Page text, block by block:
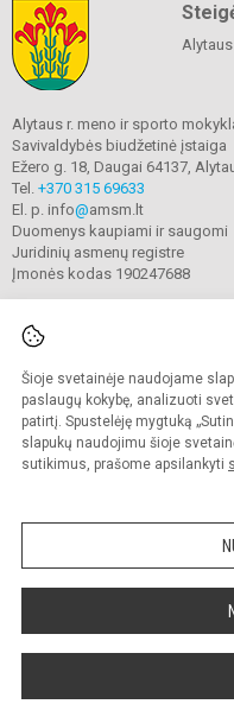
Šioje svetainėje naudojame
paslaugų kokybę, analizuoti
patirtį. Spustelėję mygtuką
slapukų naudojimu šioje
sutikimus, prašome apsilankyti
Alytaus r. meno ir sporto
Savivaldybės biudžetinė įstaiga
Ežero g. 18, Daugai 64137,
Tel. +370 315 69633
El. p. info@amsm.lt
Duomenys kaupiami ir saugomi
Juridinių asmenų registre
Įmonės kodas 190247688
© 2020. Alytaus r. meno ir
Kopijuoti turinį be raštiško
Prieinamumo
Sumanus būdas atnaujinti